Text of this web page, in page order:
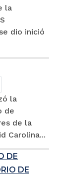
la
dio inició
la
de
de la
Carolina...
DE
DE